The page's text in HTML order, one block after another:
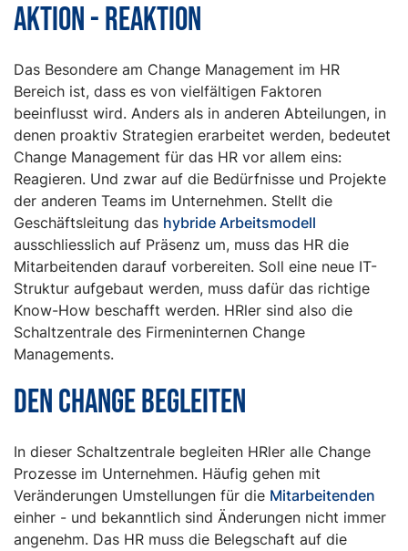
Aktion - Reaktion
Das Besondere am Change Management im HR
Bereich ist, dass es von vielfältigen Faktoren
beeinflusst wird. Anders als in anderen Abteilungen, in
denen proaktiv Strategien erarbeitet werden, bedeutet
Change Management für das HR vor allem eins:
Reagieren. Und zwar auf die Bedürfnisse und Projekte
der anderen Teams im Unternehmen. Stellt die
Geschäftsleitung das hybride Arbeitsmodell
ausschliesslich auf Präsenz um, muss das HR die
Mitarbeitenden darauf vorbereiten. Soll eine neue IT-
Struktur aufgebaut werden, muss dafür das richtige
Know-How beschafft werden. HRler sind also die
Schaltzentrale des Firmeninternen Change
Managements.
Den Change begleiten
In dieser Schaltzentrale begleiten HRler alle Change
Prozesse im Unternehmen. Häufig gehen mit
Veränderungen Umstellungen für die Mitarbeitenden
einher - und bekanntlich sind Änderungen nicht immer
angenehm. Das HR muss die Belegschaft auf die